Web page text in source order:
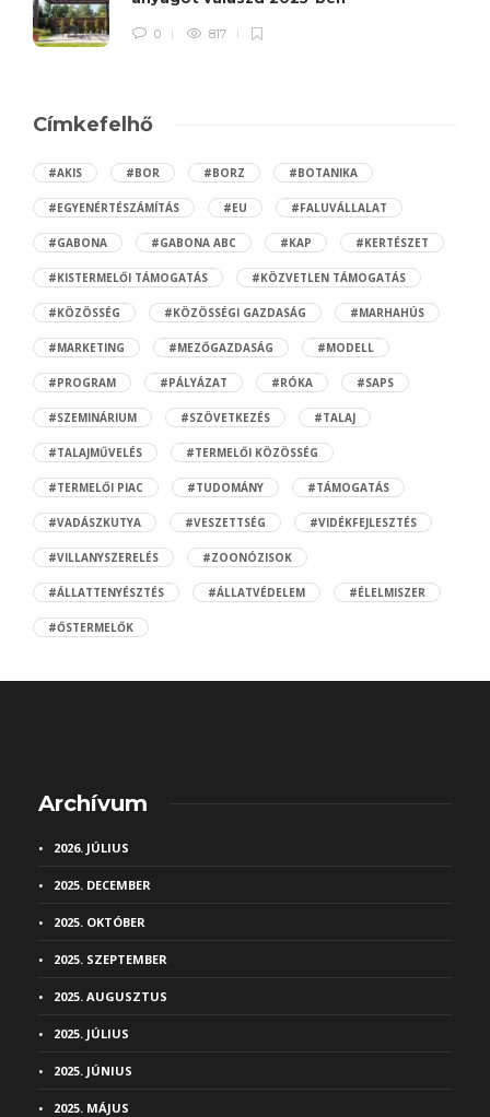
0 817
Címkefelhő
#AKIS #BOR #BORZ #BOTANIKA
#EGYENÉRTÉSZÁMÍTÁS #EU #FALUVÁLLALAT
#GABONA #GABONA ABC #KAP #KERTÉSZET
#KISTERMELŐI TÁMOGATÁS #KÖZVETLEN TÁMOGATÁS
#KÖZÖSSÉG #KÖZÖSSÉGI GAZDASÁG #MARHAHÚS
#MARKETING #MEZŐGAZDASÁG #MODELL
#PROGRAM #PÁLYÁZAT #RÓKA #SAPS
#SZEMINÁRIUM #SZÖVETKEZÉS #TALAJ
#TALAJMŰVELÉS #TERMELŐI KÖZÖSSÉG
#TERMELŐI PIAC #TUDOMÁNY #TÁMOGATÁS
#VADÁSZKUTYA #VESZETTSÉG #VIDÉKFEJLESZTÉS
#VILLANYSZERELÉS #ZOONÓZISOK
#ÁLLATTENYÉSZTÉS #ÁLLATVÉDELEM #ÉLELMISZER
#ŐSTERMELŐK
Archívum
2026. JÚLIUS
2025. DECEMBER
2025. OKTÓBER
2025. SZEPTEMBER
2025. AUGUSZTUS
2025. JÚLIUS
2025. JÚNIUS
2025. MÁJUS